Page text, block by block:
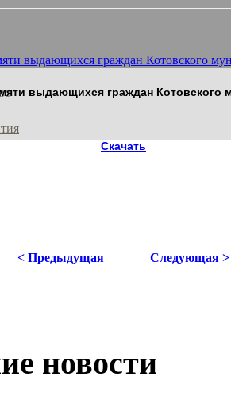
выдающихся граждан Котовского
выдающихся граждан Котовского
Скачать
< Предыдущая Следующая >
новости